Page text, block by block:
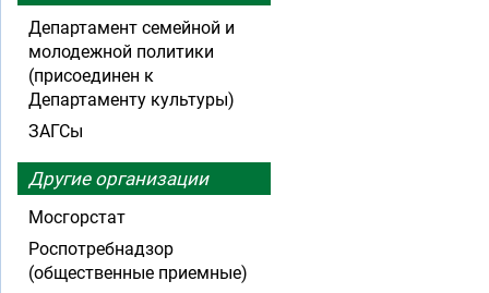
Департамент семейной и
молодежной политики
(присоединен к
Департаменту культуры)
ЗАГСы
Другие организации
Мосгорстат
Роспотребнадзор
(общественные приемные)